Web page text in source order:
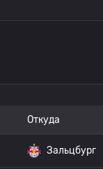
Откуда
Зальцбург